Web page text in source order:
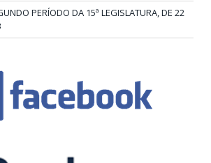
PERÍODO DA 15ª LEGISLATURA, DE 22